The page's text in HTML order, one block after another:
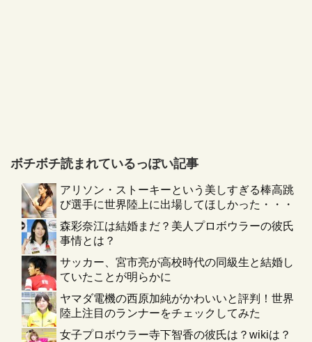
ボチボチ読まれているっぽい記事
アリソン・ストーキーという美しすぎる棒高跳
び選手に世界陸上に出場してほしかった・・・
森彩奈江は結婚まだ？美人プロボウラーの彼氏
事情とは？
サッカー、宮市亮が高校時代の同級生と結婚し
ていたことが明らかに
ヤマダ電機の西原加純がかわいいと評判！世界
陸上注目のランナーをチェックしてみた
女子プロボウラー寺下智香の彼氏は？wikiは？